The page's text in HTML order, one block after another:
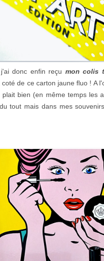
donc enfin reçu mon colis
de ce carton jaune fluo ! A
bien (en même temps les
tout mais dans mes